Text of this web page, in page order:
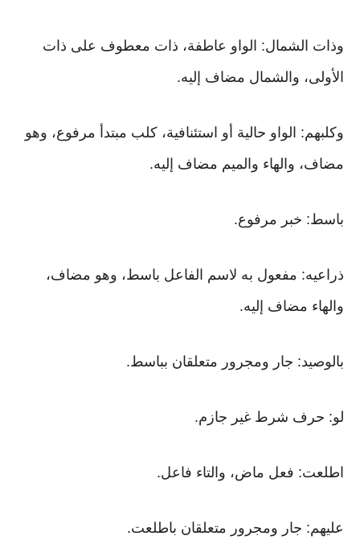
وذات الشمال: الواو عاطفة، ذات معطوف على ذات
الأولى، والشمال مضاف إليه.
وكلبهم: الواو حالية أو استئنافية، كلب مبتدأ مرفوع، وهو
مضاف، والهاء والميم مضاف إليه.
باسط: خبر مرفوع.
ذراعيه: مفعول به لاسم الفاعل باسط، وهو مضاف،
والهاء مضاف إليه.
بالوصيد: جار ومجرور متعلقان بباسط.
لو: حرف شرط غير جازم.
اطلعت: فعل ماض، والتاء فاعل.
عليهم: جار ومجرور متعلقان باطلعت.